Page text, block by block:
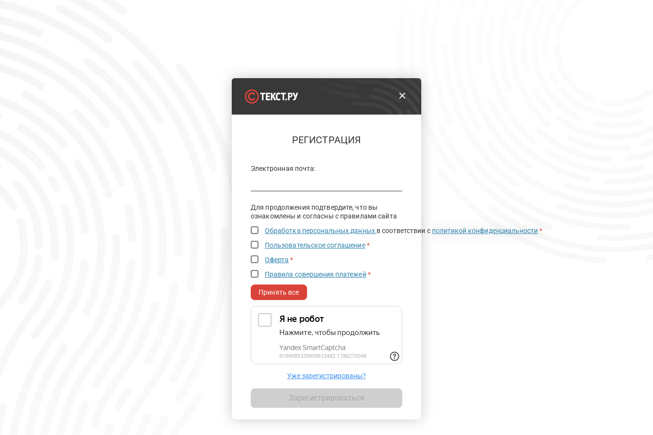
РЕГИСТРАЦИЯ
Электронная почта:
Для продолжения подтвердите, что вы
ознакомлены и согласны с правилами сайта
Обработка персональных данных в соответствии с политикой конфиденциальности *
Пользовательское соглашение *
Оферта *
Правила совершения платежей *
Принять все
Уже зарегистрированы?
Зарегистрироваться